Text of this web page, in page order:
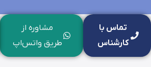
مشاوره از
طریق واتس‌اپ
تماس با
کارشناس